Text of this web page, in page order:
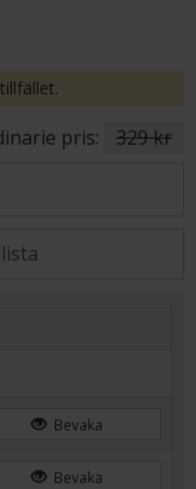
pris: 329 kr
Bevaka
Bevaka